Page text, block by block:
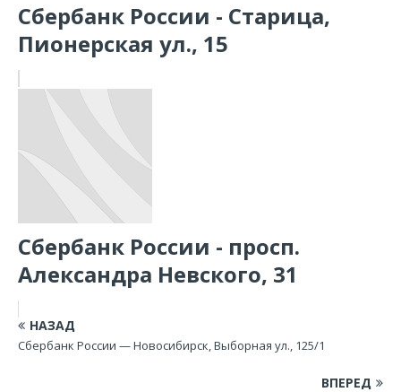
Сбербанк России - Старица,
Пионерская ул., 15
Сбербанк России - просп.
Александра Невского, 31
НАЗАД
Сбербанк России — Новосибирск, Выборная ул., 125/1
ВПЕРЕД